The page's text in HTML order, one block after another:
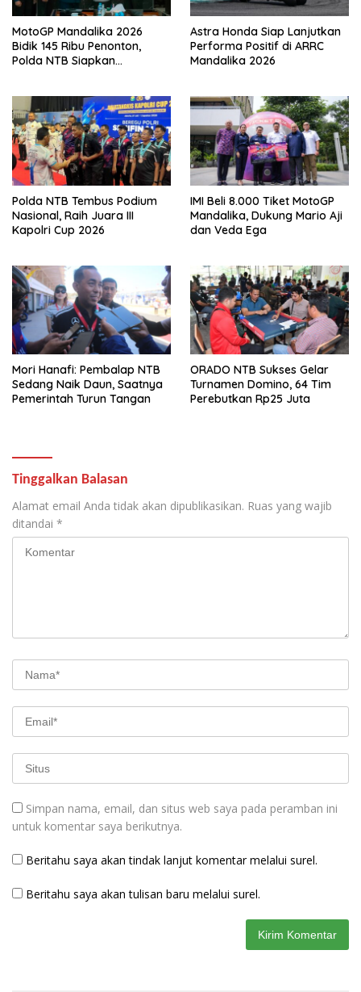
MotoGP Mandalika 2026
Bidik 145 Ribu Penonton,
Polda NTB Siapkan
Astra Honda Siap Lanjutkan
Performa Positif di ARRC
Mandalika 2026
Polda NTB Tembus Podium
Nasional, Raih Juara III
Kapolri Cup 2026
IMI Beli 8.000 Tiket MotoGP
Mandalika, Dukung Mario Aji
dan Veda Ega
Mori Hanafi: Pembalap NTB
Sedang Naik Daun, Saatnya
Pemerintah Turun Tangan
ORADO NTB Sukses Gelar
Turnamen Domino, 64 Tim
Perebutkan Rp25 Juta
Tinggalkan Balasan
Alamat email Anda tidak akan dipublikasikan. Ruas yang wajib
ditandai *
Simpan nama, email, dan situs web saya pada peramban ini
untuk komentar saya berikutnya.
Beritahu saya akan tindak lanjut komentar melalui surel.
Beritahu saya akan tulisan baru melalui surel.